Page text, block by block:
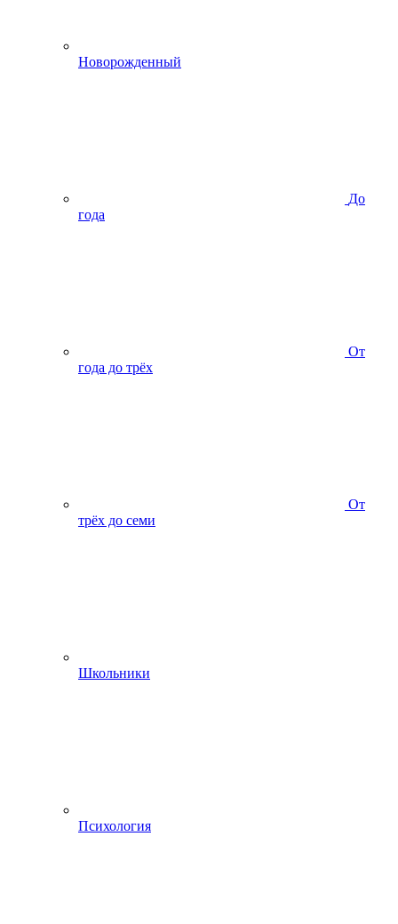
Новорожденный
До
года
От
года до трёх
От
трёх до семи
Школьники
Психология